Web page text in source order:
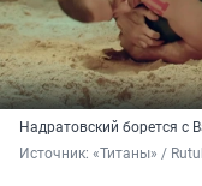
Надратовский борется с
Источник: «Титаны» /